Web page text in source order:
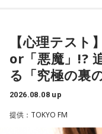
とがあると切り出し
ビ、（芸歴18年目の
るのは、最近の後輩は
と暴露します。
有吉自身は、今では
いため分からないと前
っていたから……その
【心理テスト
or「悪魔」!?
る「究極の裏
2026.08.08 up
提供：TOKYO FM